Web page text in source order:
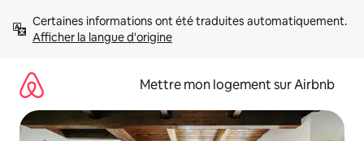
directement
Afficher la langue d'origine
Mettre mon logement sur Airbnb